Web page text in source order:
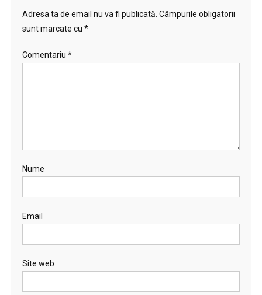
Adresa ta de email nu va fi publicată. Câmpurile obligatorii
sunt marcate cu *
Comentariu *
Nume
Email
Site web